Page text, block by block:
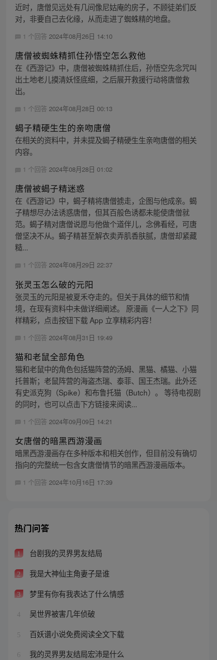
近时，唐僧见远处有几间像尼姑庵的房子，不顾徒弟们反
对，非要自己去化缘，从而走进了蜘蛛精的地盘。
1 个回答 2024年08月26日 14:10
唐僧被蜘蛛精抓住孙悟空怎么救他
在《西游记》中，唐僧被蜘蛛精抓住后，孙悟空先念咒叫
出土地老儿摸清妖怪底细，之后展开救援行动将唐僧救
出。
1 个回答 2024年08月28日 00:13
蝎子精硬生生的亲吻唐僧
在相关的资料中，并未提及蝎子精硬生生亲吻唐僧的相关
内容。
1 个回答 2024年08月28日 01:02
唐僧被蝎子精迷惑
在《西游记》中，蝎子精将唐僧掳走，企图与他成亲。蝎
子精想尽办法诱惑唐僧，但其百般色诱都未能使唐僧就
范。蝎子精对唐僧说愿与他做个道伴儿，念佛看经，可唐
僧坚决不从。蝎子精甚至解衣卖弄肌香肤腻，唐僧却紧藏
糙...
1 个回答 2024年08月29日 22:37
张灵玉怎么破的元阳
张灵玉的元阳是被夏禾夺走的。但关于具体的细节和情
境，在现有资料中未做详细阐述。 原漫画《一人之下》同
样精彩，点击按钮下载 App 立享精彩内容！
1 个回答 2024年08月31日 19:49
猫和老鼠全部角色
猫和老鼠中的角色包括猫阵营的汤姆、黑猫、橘猫、小猫
托普斯；老鼠阵营的海盗杰瑞、泰菲、国王杰瑞。此外还
有史派克狗（Spike）和布鲁托猫（Butch）。 等待电视剧
的同时，也可以点击下方链接来阅读...
1 个回答 2024年09月09日 14:21
女唐僧的暗黑西游漫画
暗黑西游漫画存在多种版本和相关创作，但目前没有确切
指向的完整统一包含女唐僧情节的暗黑西游漫画版本。
1 个回答 2024年10月16日 17:39
热门问答
1 台剧我的灵界男友结局
2 我是大神仙主角妻子是谁
3 梦里有你有我表达了什么情感
4 吴世界被害几年侦破
5 百妖谱小说免费阅读全文下载
6 我的灵界男友结局宏沛是什么